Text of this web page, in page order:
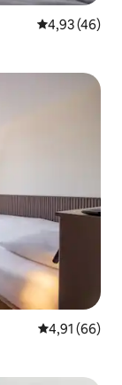
Nilai rata-rata
4,93 (46)
Nilai rata-rata
4,91 (66)